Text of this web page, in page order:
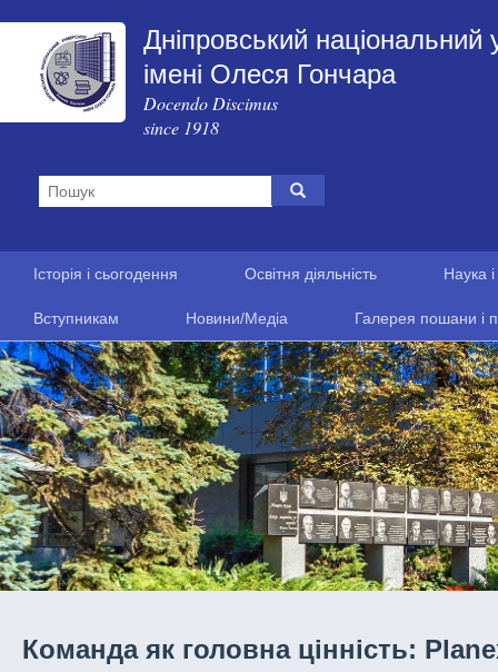
Дніпровський національний
імені Олеся Гончара
Docendo Discimus
since 1918
Історія і сьогодення Освітня діяльність Наука
Вступникам Новини/Медіа Галерея пошани і
Команда як головна цінність: